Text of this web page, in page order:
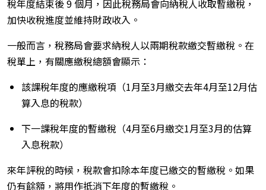
稅年度結束後 9 個月，因此稅務局會向納稅人收取暫繳稅，
加快收稅進度並維持財政收入。
一般而言，稅務局會要求納稅人以兩期稅款繳交暫繳稅。在
稅單上，有關應繳稅總額會顯示：
該課稅年度的應繳稅項（1月至3月繳交去年4月至12月估
算入息的稅款）
下一課稅年度的暫繳稅（4月至6月繳交1月至3月的估算
入息稅款）
來年評稅的時候，稅款會扣除本年度已繳交的暫繳稅。如果
仍有餘額，將用作抵消下年度的暫繳稅 。